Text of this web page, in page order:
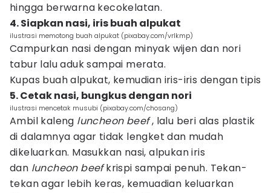
hingga berwarna kecokelatan.
4. Siapkan nasi, iris buah alpukat
ilustrasi memotong buah alpukat (pixabay.com/vrlkmp)
Campurkan nasi dengan minyak wijen dan nori
tabur lalu aduk sampai merata.
Kupas buah alpukat, kemudian iris-iris dengan tipis
5. Cetak nasi, bungkus dengan nori
ilustrasi mencetak musubi (pixabay.com/chosang)
Ambil kaleng luncheon beef, lalu beri alas plastik
di dalamnya agar tidak lengket dan mudah
dikeluarkan. Masukkan nasi, alpukan iris
dan luncheon beefkrispi sampai penuh. Tekan-
tekan agar lebih keras, kemuadian keluarkan